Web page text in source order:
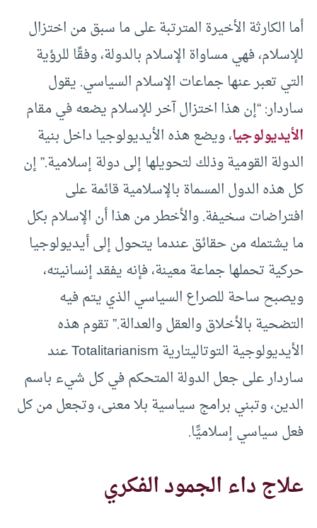
أما الكارثة الأخيرة المترتبة على ما سبق من اختزال
للإسلام، فهي مساواة الإسلام بالدولة، وفقًا للرؤية
التي تعبر عنها جماعات الإسلام السياسي. يقول
ساردار: “إن هذا اختزال آخر للإسلام يضعه في مقام
الأيديولوجيا، ويضع هذه الأيديولوجيا داخل بنية
الدولة القومية وذلك لتحويلها إلى دولة إسلامية.” إن
كل هذه الدول المسماة بالإسلامية قائمة على
افتراضات سخيفة. والأخطر من هذا أن الإسلام بكل
ما يشتمله من حقائق عندما يتحول إلى أيديولوجيا
حركية تحملها جماعة معينة، فإنه يفقد إنسانيته،
ويصبح ساحة للصراع السياسي الذي يتم فيه
التضحية بالأخلاق والعقل والعدالة.” تقوم هذه
الأيديولوجية التوتاليتارية Totalitarianism عند
ساردار على جعل الدولة المتحكم في كل شيء باسم
الدين، وتبني برامج سياسية بلا معنى، وتجعل من كل
فعل سياسي إسلاميًّا.
علاج داء الجمود الفكري